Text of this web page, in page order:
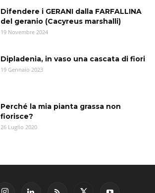
Difendere i GERANI dalla FARFALLINA
del geranio (Cacyreus marshalli)
19 Novembre 2024
Dipladenia, in vaso una cascata di fiori
19 Gennaio 2023
Perché la mia pianta grassa non
fiorisce?
26 Luglio 2020